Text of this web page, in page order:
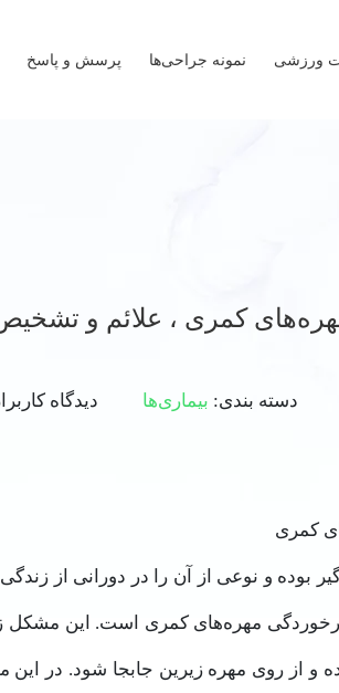
ورزشی نمونه جراحی‌ها پرسش و پاسخ
کمری ، علائم و
دسته بندی: بیماری‌ها دیدگاه
بوده و نوعی از آن را در دورانی از
مهره‌های کمری است. این مشکل
از روی مهره زیرین جابجا شود. در این